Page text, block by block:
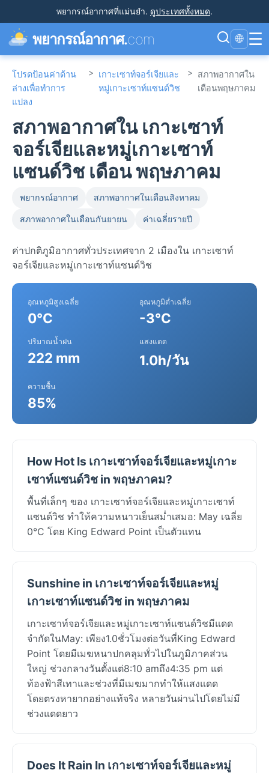
พยากรณ์อากาศที่แม่นยำ. ดูประเทศทั้งหมด.
พยากรณ์อากาศ.com 🌐 ☰
โปรดป้อนค่าด้าน
ล่างเพื่อทำการ
แปลง
> เกาะเซาท์จอร์เจียและ
หมู่เกาะเซาท์แซนด์วิช
> สภาพอากาศใน
เดือนพฤษภาคม
สภาพอากาศใน เกาะเซาท์
จอร์เจียและหมู่เกาะเซาท์
แซนด์วิช เดือน พฤษภาคม
พยากรณ์อากาศ สภาพอากาศในเดือนสิงหาคม
สภาพอากาศในเดือนกันยายน ค่าเฉลี่ยรายปี
ค่าปกติภูมิอากาศทั่วประเทศจาก 2 เมืองใน เกาะเซาท์
จอร์เจียและหมู่เกาะเซาท์แซนด์วิช
อุณหภูมิสูงเฉลี่ย
0°C
อุณหภูมิต่ำเฉลี่ย
-3°C
ปริมาณน้ำฝน
222 mm
แสงแดด
1.0h/วัน
ความชื้น
85%
How Hot Is เกาะเซาท์จอร์เจียและหมู่เกาะ
เซาท์แซนด์วิช in พฤษภาคม?
พื้นที่เล็กๆ ของ เกาะเซาท์จอร์เจียและหมู่เกาะเซาท์
แซนด์วิช ทำให้ความหนาวเย็นสม่ำเสมอ: May เฉลี่ย
0°C โดย King Edward Point เป็นตัวแทน
Sunshine in เกาะเซาท์จอร์เจียและหมู่
เกาะเซาท์แซนด์วิช in พฤษภาคม
เกาะเซาท์จอร์เจียและหมู่เกาะเซาท์แซนด์วิชมีแดด
จำกัดในMay: เพียง1.0ชั่วโมงต่อวันที่King Edward
Point โดยมีเมฆหนาปกคลุมทั่วไปในภูมิภาคส่วน
ใหญ่ ช่วงกลางวันตั้งแต่8:10 amถึง4:35 pm แต่
ท้องฟ้าสีเทาและช่วงที่มีเมฆมากทำให้แสงแดด
โดยตรงหายากอย่างแท้จริง หลายวันผ่านไปโดยไม่มี
ช่วงแดดยาว
Does It Rain In เกาะเซาท์จอร์เจียและหมู่